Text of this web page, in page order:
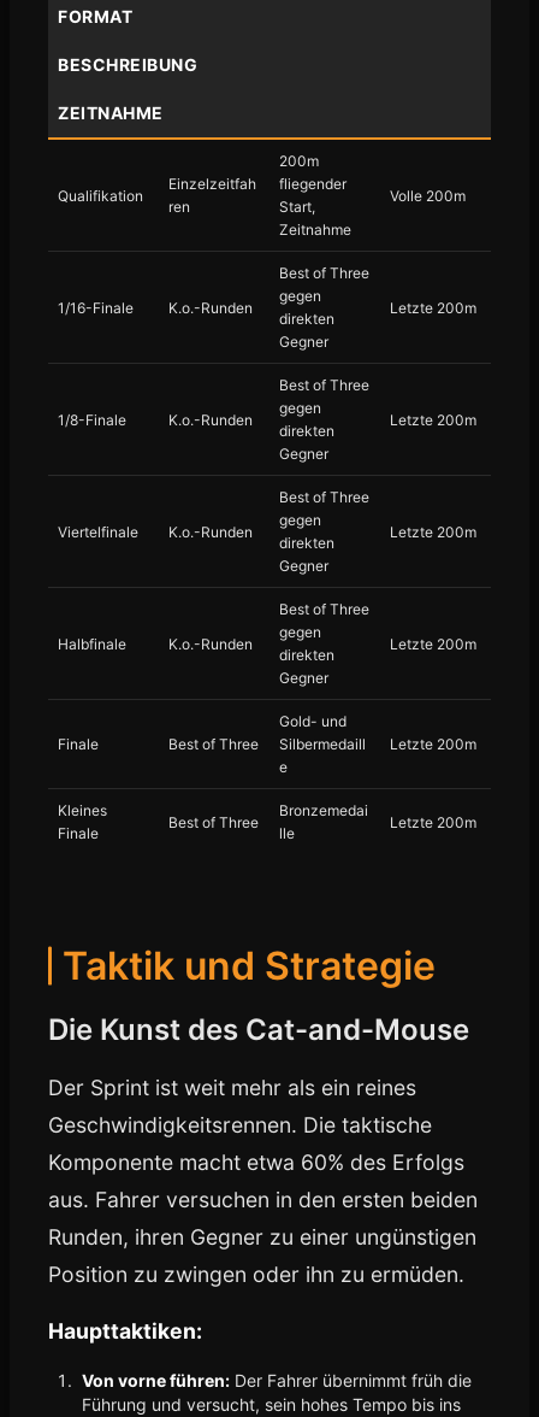
FORMAT
BESCHREIBUNG
ZEITNAHME
Qualifikation
Einzelzeitfah
ren
200m
fliegender
Start,
Zeitnahme
Volle 200m
1/16-Finale K.o.-Runden
Best of Three
gegen
direkten
Gegner
Letzte 200m
1/8-Finale K.o.-Runden
Best of Three
gegen
direkten
Gegner
Letzte 200m
Viertelfinale K.o.-Runden
Best of Three
gegen
direkten
Gegner
Letzte 200m
Halbfinale K.o.-Runden
Best of Three
gegen
direkten
Gegner
Letzte 200m
Finale Best of Three
Gold- und
Silbermedaill
e
Letzte 200m
Kleines
Finale
Best of Three
Bronzemedai
lle
Letzte 200m
Taktik und Strategie
Die Kunst des Cat-and-Mouse
Der Sprint ist weit mehr als ein reines
Geschwindigkeitsrennen. Die taktische
Komponente macht etwa 60% des Erfolgs
aus. Fahrer versuchen in den ersten beiden
Runden, ihren Gegner zu einer ungünstigen
Position zu zwingen oder ihn zu ermüden.
Haupttaktiken:
Von vorne führen: Der Fahrer übernimmt früh die
Führung und versucht, sein hohes Tempo bis ins